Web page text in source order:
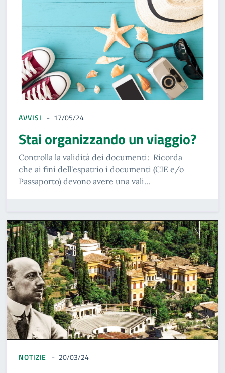
AVVISI 17/05/24
Stai organizzando un viaggio?
Controlla la validità dei documenti: Ricorda
che ai fini dell'espatrio i documenti (CIE e/o
Passaporto) devono avere una vali...
NOTIZIE 20/03/24